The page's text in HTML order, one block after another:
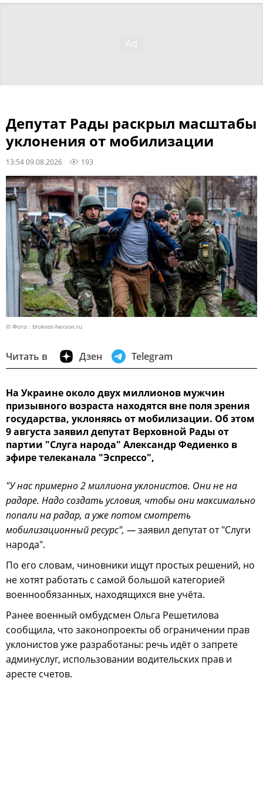
Депутат Рады раскрыл масштабы
уклонения от мобилизации
13:54 09.08.2026 193
© Фото : bloknot-herson.ru
Читать в Дзен Telegram
На Украине около двух миллионов мужчин
призывного возраста находятся вне поля зрения
государства, уклоняясь от мобилизации. Об этом
9 августа заявил депутат Верховной Рады от
партии "Слуга народа" Александр Федиенко в
эфире телеканала "Эспрессо",
"У нас примерно 2 миллиона уклонистов. Они не на
радаре. Надо создать условия, чтобы они максимально
попали на радар, а уже потом смотреть
мобилизационный ресурс", —заявил депутат от "Слуги
народа".
По его словам, чиновники ищут простых решений, но
не хотят работать с самой большой категорией
военнообязанных, находящихся вне учёта.
Ранее военный омбудсмен Ольга Решетилова
сообщила, что законопроекты об ограничении прав
уклонистов уже разработаны: речь идёт о запрете
админуслуг, использовании водительских прав и
аресте счетов.